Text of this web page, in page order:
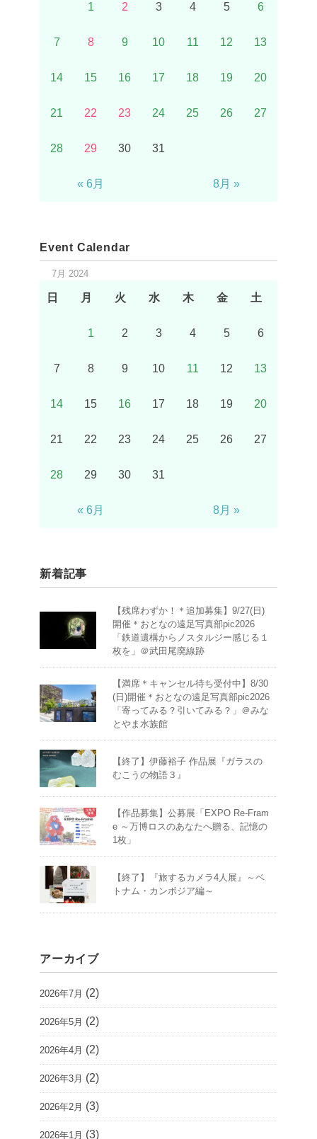
1 2 3 4 5 6
7 8 9 10 11 12 13
14 15 16 17 18 19 20
21 22 23 24 25 26 27
28 29 30 31
« 6月 8月 »
Event Calendar
7月 2024
日 月 火 水 木 金 土
1 2 3 4 5 6
7 8 9 10 11 12 13
14 15 16 17 18 19 20
21 22 23 24 25 26 27
28 29 30 31
« 6月 8月 »
新着記事
【残席わずか！＊追加募集】9/27(日)
開催＊おとなの遠足写真部pic2026
「鉄道遺構からノスタルジー感じる１
枚を」＠武田尾廃線跡
【満席＊キャンセル待ち受付中】8/30
(日)開催＊おとなの遠足写真部pic2026
「寄ってみる？引いてみる？」＠みな
とやま水族館
【終了】伊藤裕子 作品展『ガラスの
むこうの物語３』
【作品募集】公募展「EXPO Re-Fram
e ～万博ロスのあなたへ贈る、記憶の
1枚」
【終了】『旅するカメラ4人展』～ベ
トナム・カンボジア編～
アーカイブ
2026年7月 (2)
2026年5月 (2)
2026年4月 (2)
2026年3月 (2)
2026年2月 (3)
2026年1月 (3)